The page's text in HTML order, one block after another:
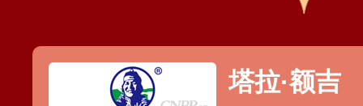
塔拉·额吉